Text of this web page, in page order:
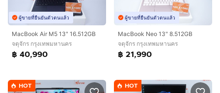
ผู้ขายที่ยืนยันตัวตนแล้ว
MacBook Air M5 13" 16.512GB
จตุจักร กรุงเทพมหานคร
฿ 40,990
ผู้ขายที่ยืนยันตัวตนแล้ว
MacBook Neo 13" 8.512GB
จตุจักร กรุงเทพมหานคร
฿ 21,990
HOT HOT